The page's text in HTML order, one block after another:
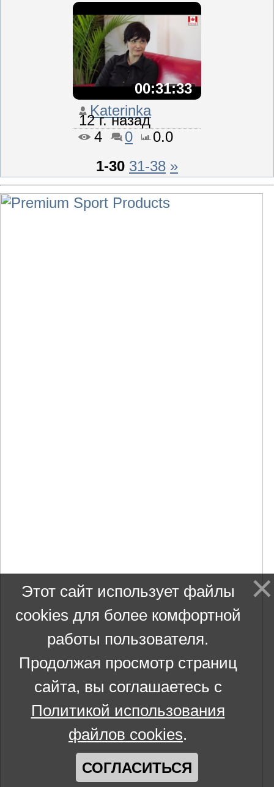
00:31:33
Katerinka
12 г. назад
4
0
0.0
1-30 31-38 »
Этот сайт использует файлы
cookies для более комфортной
работы пользователя.
Продолжая просмотр страниц
сайта, вы соглашаетесь с
Политикой использования
файлов cookies.
СОГЛАСИТЬСЯ